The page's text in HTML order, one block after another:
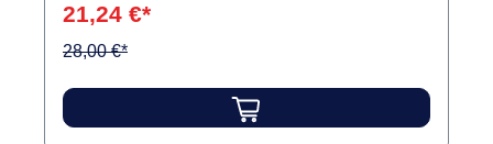
21,24 €*
28,00 €*